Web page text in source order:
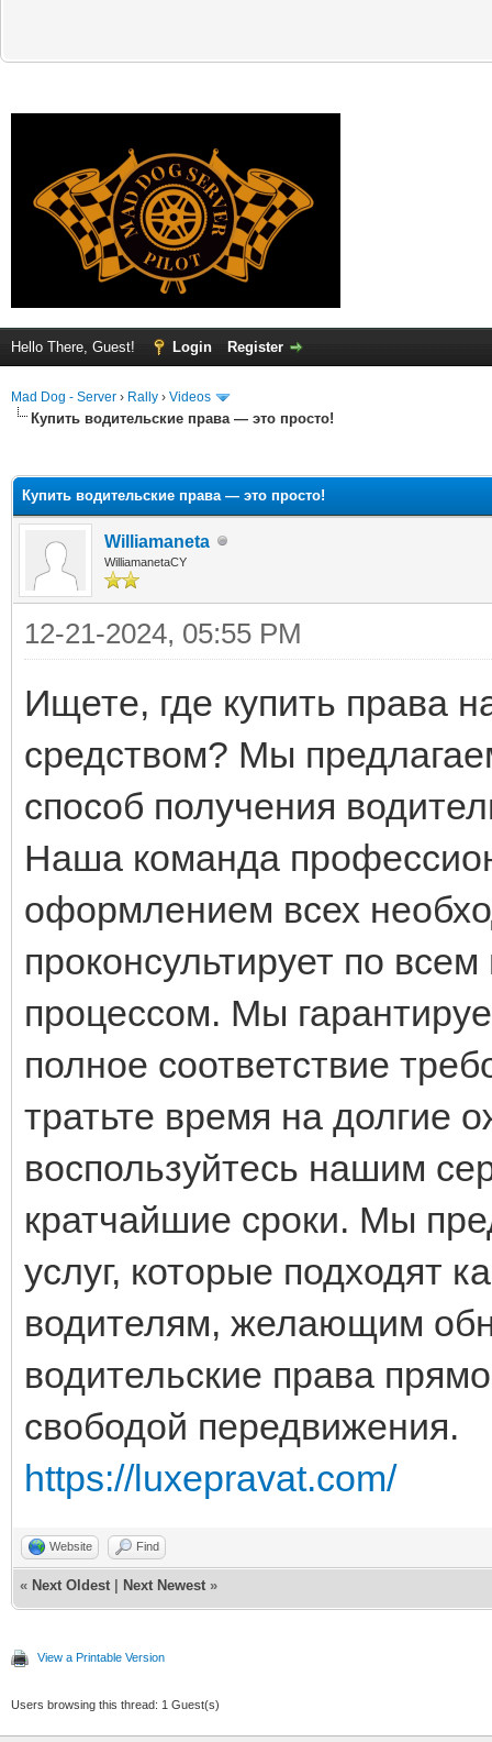
Hello There, Guest! Login Register
Mad Dog - Server › Rally › Videos
Купить водительские права — это просто!
Купить водительские права — это просто!
Williamaneta
WilliamanetaCY
12-21-2024, 05:55 PM
Ищете, где купить права
средством? Мы
способ получения
Наша команда
оформлением всех
проконсультирует по
процессом. Мы
полное соответствие
тратьте время на долгие
воспользуйтесь нашим
кратчайшие сроки. Мы
услуг, которые подходят
водителям, желающим
водительские права
свободой передвижения.
https://luxepravat.com/
Website Find
« Next Oldest Next Newest »
View a Printable Version
Users browsing this thread: 1 Guest(s)